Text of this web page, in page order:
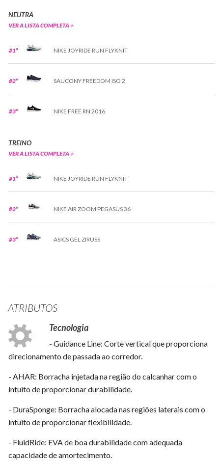
NEUTRA
VER A LISTA COMPLETA +
#1º NIKE JOYRIDE RUN FLYKNIT
#2º SAUCONY FREEDOM ISO 2
#3º NIKE FREE RN 2016
TREINO
VER A LISTA COMPLETA +
#1º NIKE JOYRIDE RUN FLYKNIT
#2º NIKE AIR ZOOM PEGASUS 36
#3º ASICS GEL ZIRUSS
ATRIBUTOS
Tecnologia
- Guidance Line: Corte vertical que proporciona
direcionamento de passada ao corredor.
- AHAR: Borracha injetada na região do calcanhar com o
intuito de proporcionar durabilidade.
- DuraSponge: Borracha alocada nas regiões laterais com o
intuito de proporcionar flexibilidade.
- FluidRide: EVA de boa durabilidade com adequada
capacidade de amortecimento.